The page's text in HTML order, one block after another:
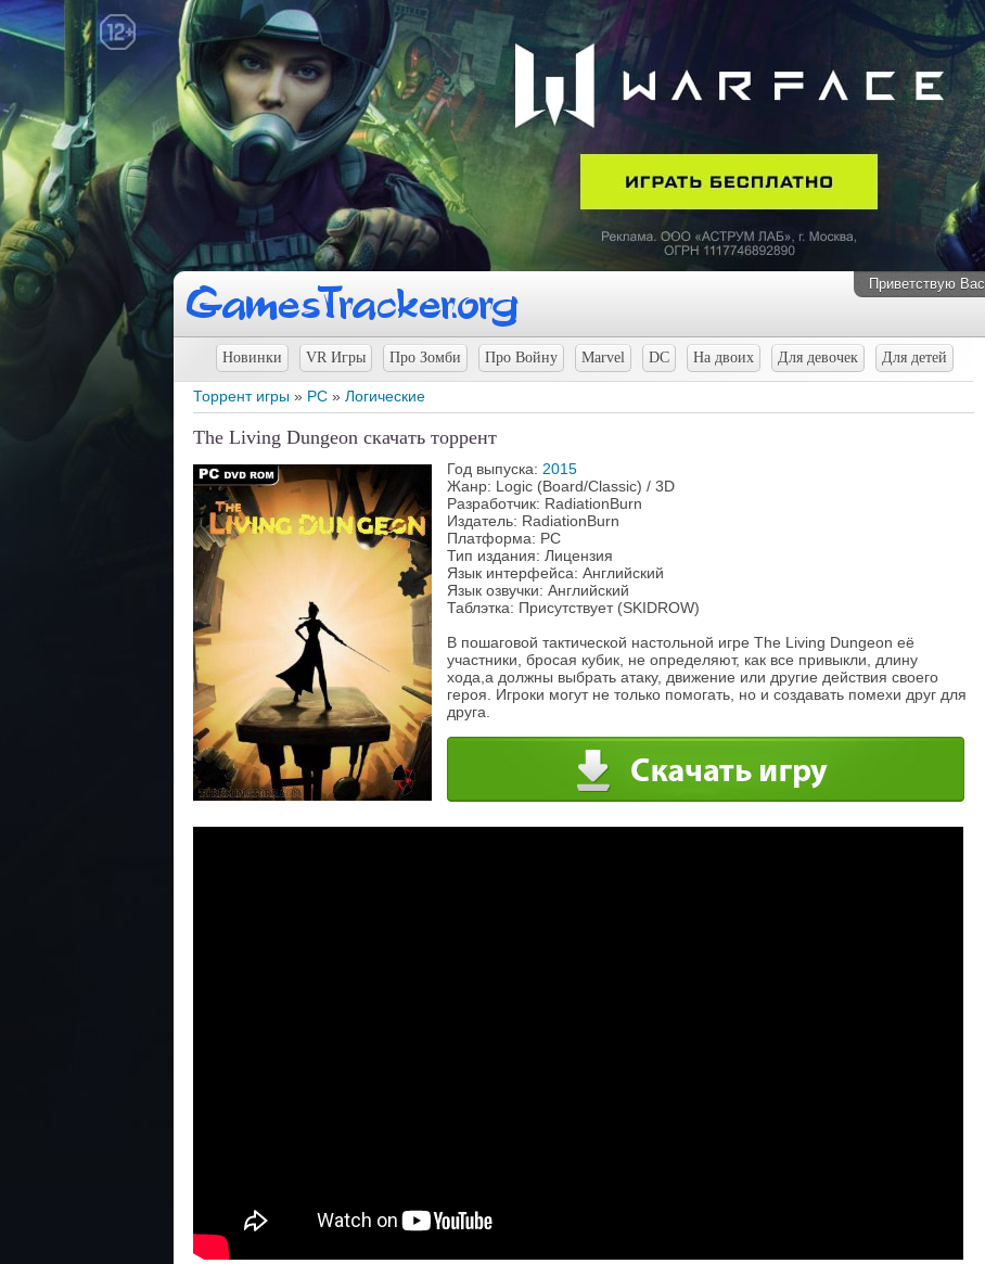
Приветствую Вас
Новинки VR Игры Про Зомби Про Войну Marvel DC На двоих Для девочек Для детей
Торрент игры » PC » Логические
The Living Dungeon скачать торрент
Год выпуска: 2015
Жанр: Logic (Board/Classic) / 3D
Разработчик: RadiationBurn
Издатель: RadiationBurn
Платформа: PC
Тип издания: Лицензия
Язык интерфейса: Английский
Язык озвучки: Английский
Таблэтка: Присутствует (SKIDROW)
В пошаговой тактической настольной игре The Living Dungeon её
участники, бросая кубик, не определяют, как все привыкли, длину
хода,а должны выбрать атаку, движение или другие действия своего
героя. Игроки могут не только помогать, но и создавать помехи друг для
друга.